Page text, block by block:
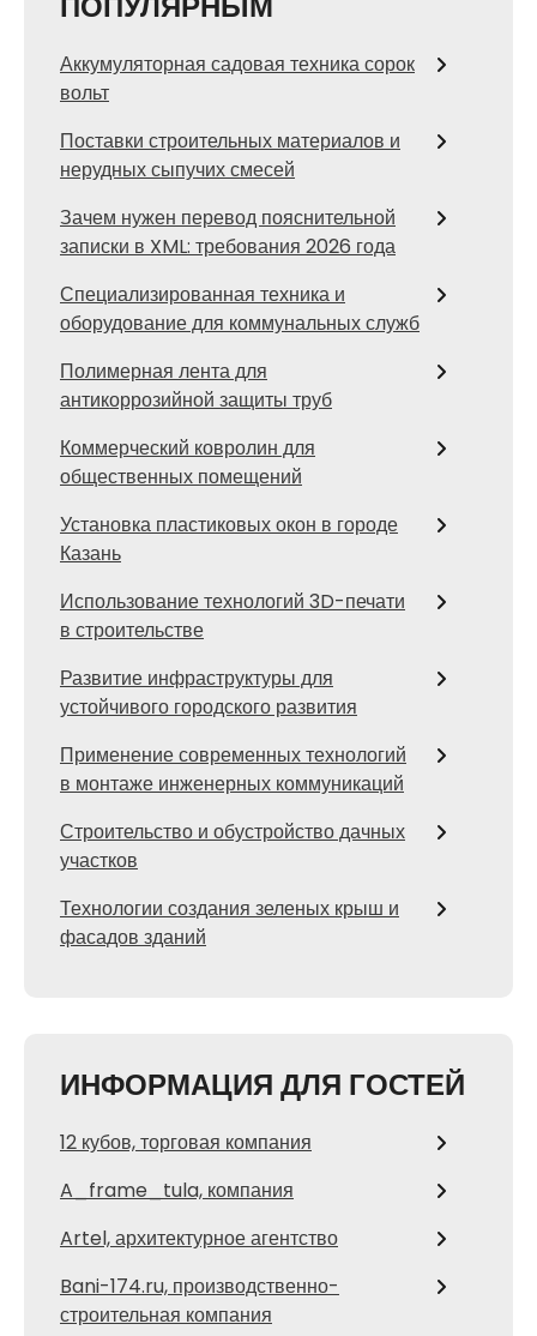
Аккумуляторная садовая техника сорок
вольт
Поставки строительных материалов и
нерудных сыпучих смесей
Зачем нужен перевод пояснительной
записки в XML: требования 2026 года
Специализированная техника и
оборудование для коммунальных служб
Полимерная лента для
антикоррозийной защиты труб
Коммерческий ковролин для
общественных помещений
Установка пластиковых окон в городе
Казань
Использование технологий 3D-печати
в строительстве
Развитие инфраструктуры для
устойчивого городского развития
Применение современных технологий
в монтаже инженерных коммуникаций
Строительство и обустройство дачных
участков
Технологии создания зеленых крыш и
фасадов зданий
ИНФОРМАЦИЯ ДЛЯ ГОСТЕЙ
12 кубов, торговая компания
A_frame_tula, компания
Artel, архитектурное агентство
Bani-174.ru, производственно-
строительная компания